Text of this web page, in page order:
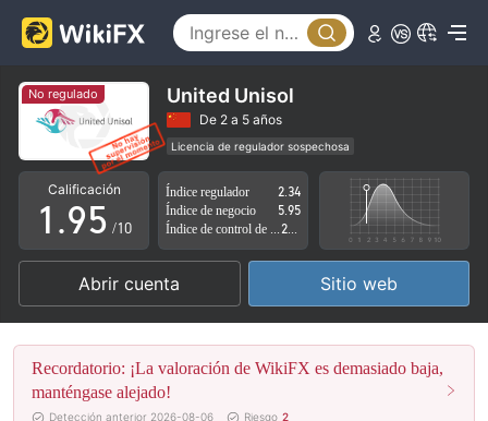
No regulado United Unisol
De 2 a 5 años
Licencia de regulador sospechosa
Zona de negocio sospechoso
Riesgo potencial alto
Calificación
0
1
2
3
4
5
.
5
6
7
8
9
1
2
3
4
5
6
7
8
9
/10
Índice regulador
2.34
Índice de negocio
5.95
Abrir cuenta Sitio web
Recordatorio: ¡La valoración de WikiFX es demasiado baja,
manténgase alejado!
Detección anterior 2026-08-06 Riesgo 2